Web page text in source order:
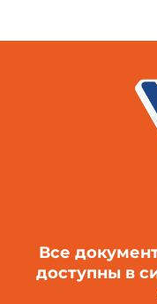
Все
доступны в